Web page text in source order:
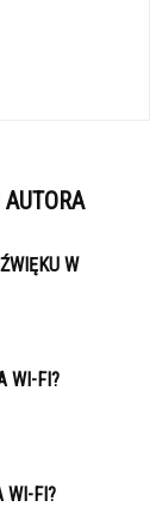
W
WI-FI?
WI-FI?